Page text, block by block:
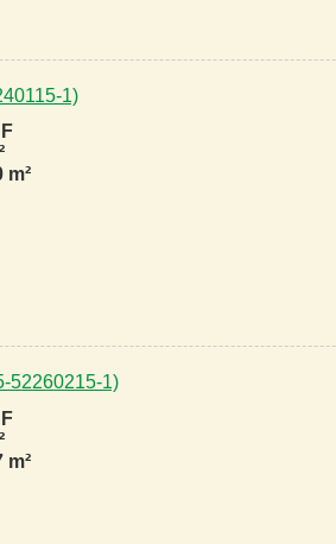
1)
m²
52260215-1)
m²